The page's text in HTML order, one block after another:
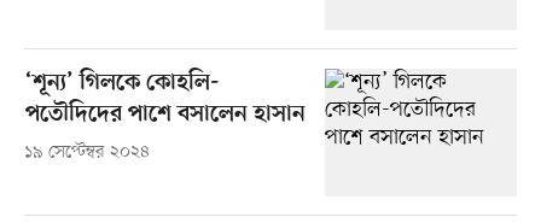
‘শূন্য’ গিলকে কোহলি-
পতৌদিদের পাশে বসালেন হাসান
১৯ সেপ্টেম্বর ২০২৪